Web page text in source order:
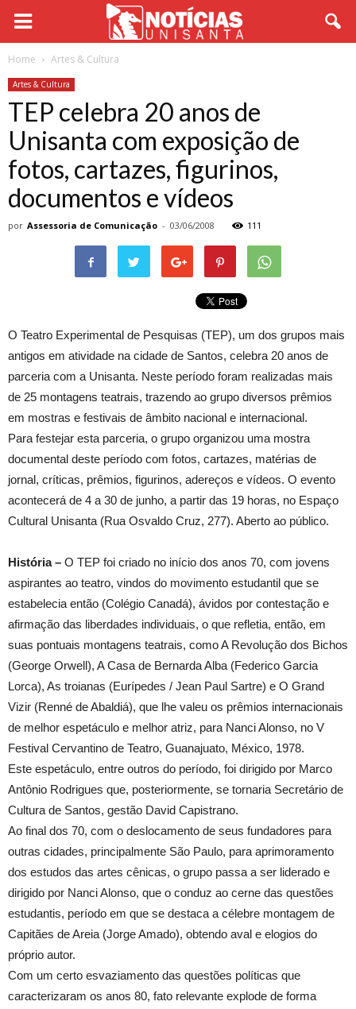
Home Artes & Cultura
Artes & Cultura
TEP celebra 20 anos de
Unisanta com exposição de
fotos, cartazes, figurinos,
documentos e vídeos
por Assessoria de Comunicação - 03/06/2008 111
O Teatro Experimental de Pesquisas (TEP), um dos grupos mais
antigos em atividade na cidade de Santos, celebra 20 anos de
parceria com a Unisanta. Neste período foram realizadas mais
de 25 montagens teatrais, trazendo ao grupo diversos prêmios
em mostras e festivais de âmbito nacional e internacional.
Para festejar esta parceria, o grupo organizou uma mostra
documental deste período com fotos, cartazes, matérias de
jornal, críticas, prêmios, figurinos, adereços e vídeos. O evento
acontecerá de 4 a 30 de junho, a partir das 19 horas, no Espaço
Cultural Unisanta (Rua Osvaldo Cruz, 277). Aberto ao público.
História – O TEP foi criado no início dos anos 70, com jovens
aspirantes ao teatro, vindos do movimento estudantil que se
estabelecia então (Colégio Canadá), ávidos por contestação e
afirmação das liberdades individuais, o que refletia, então, em
suas pontuais montagens teatrais, como A Revolução dos Bichos
(George Orwell), A Casa de Bernarda Alba (Federico Garcia
Lorca), As troianas (Eurípedes / Jean Paul Sartre) e O Grand
Vizir (Renné de Abaldiá), que lhe valeu os prêmios internacionais
de melhor espetáculo e melhor atriz, para Nanci Alonso, no V
Festival Cervantino de Teatro, Guanajuato, México, 1978.
Este espetáculo, entre outros do período, foi dirigido por Marco
Antônio Rodrigues que, posteriormente, se tornaria Secretário de
Cultura de Santos, gestão David Capistrano.
Ao final dos 70, com o deslocamento de seus fundadores para
outras cidades, principalmente São Paulo, para aprimoramento
dos estudos das artes cênicas, o grupo passa a ser liderado e
dirigido por Nanci Alonso, que o conduz ao cerne das questões
estudantis, período em que se destaca a célebre montagem de
Capitães de Areia (Jorge Amado), obtendo aval e elogios do
próprio autor.
Com um certo esvaziamento das questões políticas que
caracterizaram os anos 80, fato relevante explode de forma